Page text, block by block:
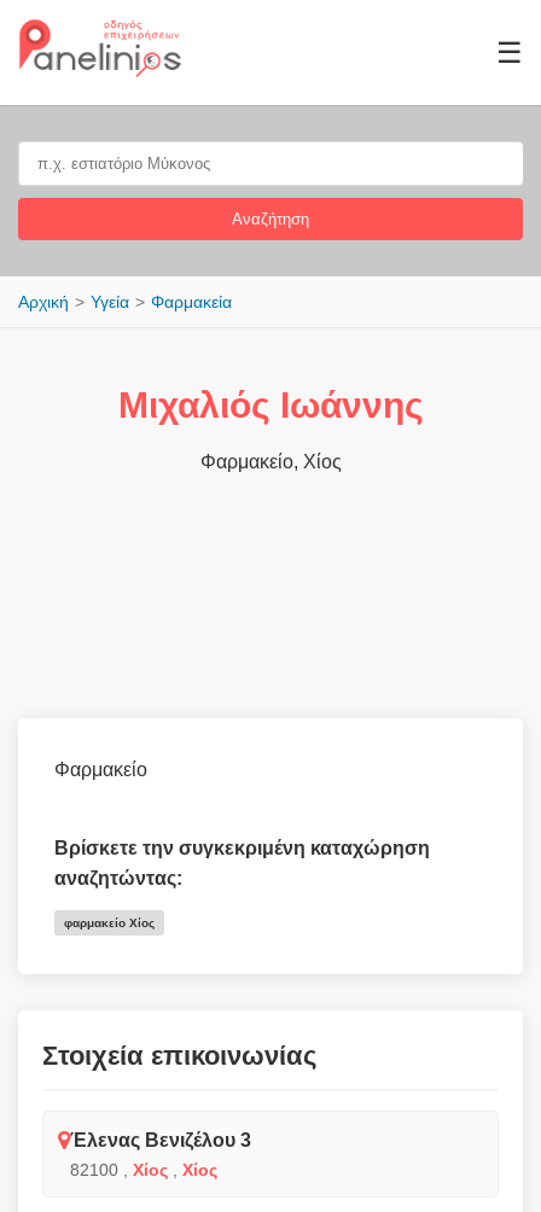
☰
Αναζήτηση
Αρχική Υγεία Φαρμακεία
Μιχαλιός Ιωάννης
Φαρμακείο, Χίος
Φαρμακείο
Βρίσκετε την συγκεκριμένη καταχώρηση
αναζητώντας:
φαρμακείο Χίος
Στοιχεία επικοινωνίας
Έλενας Βενιζέλου 3
82100 Χίος Χίος